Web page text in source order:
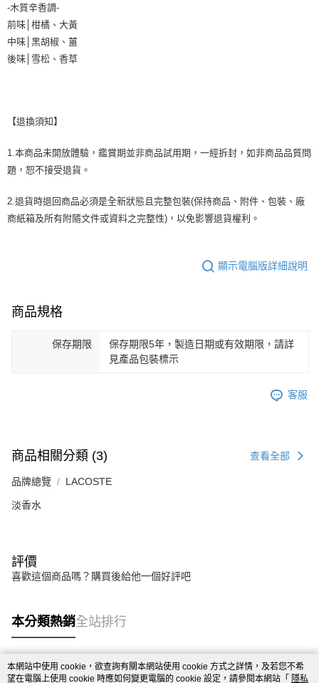
-木質辛香調-
前味│柑橘、大黃
中味│黑胡椒、薑
後味│雪松、香草
【退換須知】
1.本商品未開放體驗，鑑賞期並非商品試用期，一經拆封，如非商品品質問
題，恕不接受退貨。
2.退貨時退回商品必須是全新狀態且完整包裝(保持商品、附件、包裝、廠
商紙箱及所有附隨文件或資料之完整性)，以免影響退貨權利。
顯示電腦版詳細說明
商品規格
保存期限
保存期限5年，製造日期或有效期限，請詳
見產品包裝標示
客服
商品相關分類 (3) 查看全部
品牌總覽 LACOSTE
淡香水
評價
喜歡這個商品嗎？購買後給他一個好評吧
本分類熱銷全站排行
熱門標籤
本網站中使用 cookie，欲查詢有關本網站使用 cookie 方式之詳情，及若您不希
望在電腦上使用 cookie 時應如何變更電腦的 cookie 設定，請參閱本網站「 隱私